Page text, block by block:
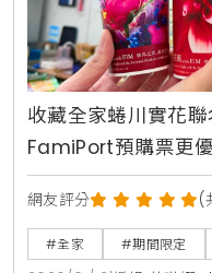
收藏全家蜷川實花
FamiPort預購票更
網友評分 (
#全家 #期間限定